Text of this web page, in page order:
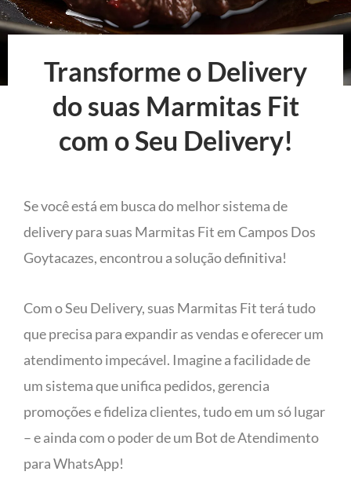
Transforme o Delivery
do suas Marmitas Fit
com o Seu Delivery!
Se você está em busca do melhor sistema de
delivery para suas Marmitas Fit em Campos Dos
Goytacazes, encontrou a solução definitiva!
Com o Seu Delivery, suas Marmitas Fit terá tudo
que precisa para expandir as vendas e oferecer um
atendimento impecável. Imagine a facilidade de
um sistema que unifica pedidos, gerencia
promoções e fideliza clientes, tudo em um só lugar
– e ainda com o poder de um Bot de Atendimento
para WhatsApp!